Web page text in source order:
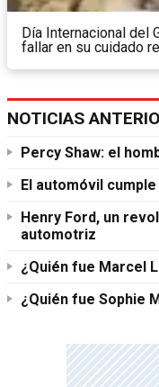
Día Internacional del
fallar en su cuidado
NOTICIAS
Percy Shaw: el
El automóvil cumple
Henry Ford, un
automotriz
¿Quién fue Marcel
¿Quién fue Sophie